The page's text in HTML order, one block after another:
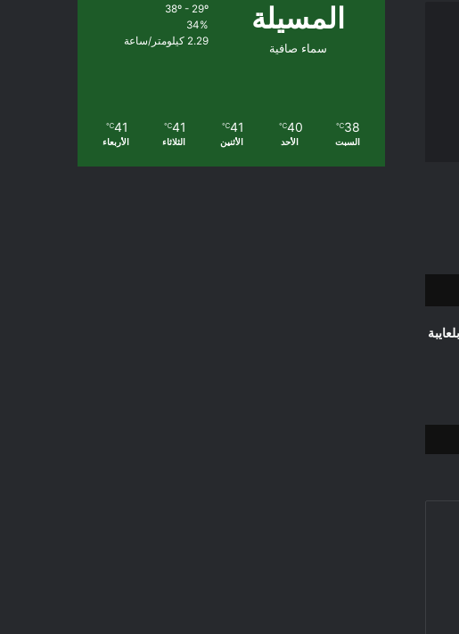
المسيلة
سماء صافية
38º - 29º
34%
2.29 كيلومتر/ساعة
38
℃
السبت
40
℃
الأحد
41
℃
الأثنين
41
℃
الثلاثاء
41
℃
الأربعاء